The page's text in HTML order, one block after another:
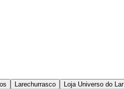
Larechurrasco Loja Universo do Lar